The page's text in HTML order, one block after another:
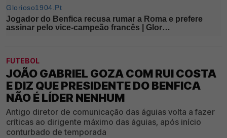
FUTEBOL
JOÃO GABRIEL GOZA COM RUI COSTA
E DIZ QUE PRESIDENTE DO BENFICA
NÃO É LÍDER NENHUM
Antigo diretor de comunicação das águias volta a fazer
críticas ao dirigente máximo das águias, após início
conturbado de temporada